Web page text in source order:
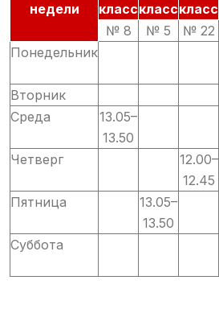
недели
класскласскласс
№ 8
№ 5 № 22
Понедельник
Вторник
Среда
13.05–
13.50
Четверг
12.00–
12.45
Пятница
13.05–
13.50
Суббота